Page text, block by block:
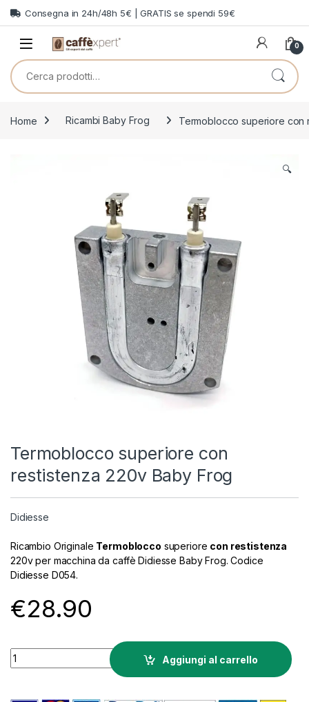
Skip to navigation
Skip to content
Consegna in 24h/48h 5€ | GRATIS se spendi 59€
0
Cerca:
Home Ricambi Baby Frog Termoblocco superiore con
🔍
Termoblocco superiore con
restistenza 220v Baby Frog
Didiesse
Ricambio Originale Termoblocco superiore con restistenza
220v per macchina da caffè Didiesse Baby Frog. Codice
Didiesse D054.
€28.90
Termoblocco superiore con restistenza 220v Baby Frog
Aggiungi al carrello